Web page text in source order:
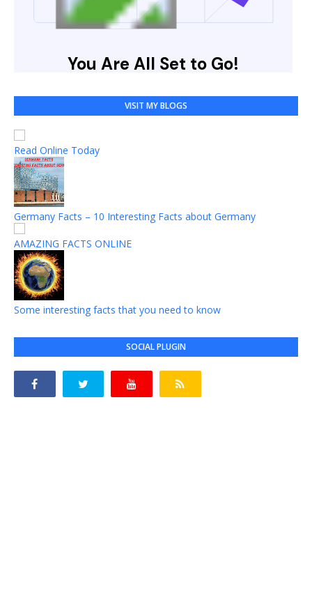
VISIT MY BLOGS
Read Online Today
Germany Facts – 10 Interesting Facts about Germany
AMAZING FACTS ONLINE
Some interesting facts that you need to know
SOCIAL PLUGIN